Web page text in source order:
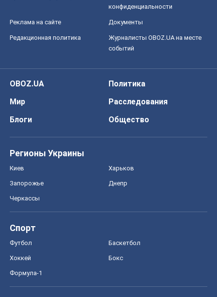
конфиденциальности
Реклама на сайте Документы
Редакционная политика
Журналисты OBOZ.UA на месте
событий
OBOZ.UA
Политика
Мир
Расследования
Блоги
Общество
Регионы Украины
Киев Харьков
Запорожье Днепр
Черкассы
Спорт
Футбол Баскетбол
Хоккей Бокс
Формула-1